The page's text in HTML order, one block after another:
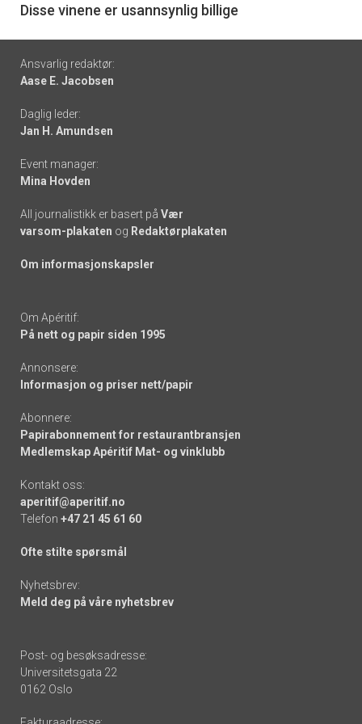
6
Disse vinene er usannsynlig billige
Footer
-
links
Ansvarlig redaktør:
Aase E. Jacobsen
Daglig leder:
Jan H. Amundsen
Event manager:
Mina Hovden
All journalistikk er basert på Vær
varsom-plakaten og Redaktørplakaten
Om informasjonskapsler
Om Apéritif:
På nett og papir siden 1995
Annonsere:
Informasjon og priser nett/papir
Abonnere:
Papirabonnement for restaurantbransjen
Medlemskap Apéritif Mat- og vinklubb
Kontakt oss:
aperitif@aperitif.no
Telefon +47 21 45 61 60
Ofte stilte spørsmål
Nyhetsbrev:
Meld deg på våre nyhetsbrev
Post- og besøksadresse:
Universitetsgata 22
0162 Oslo